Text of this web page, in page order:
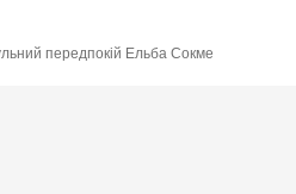
передпокій Ельба Сокме